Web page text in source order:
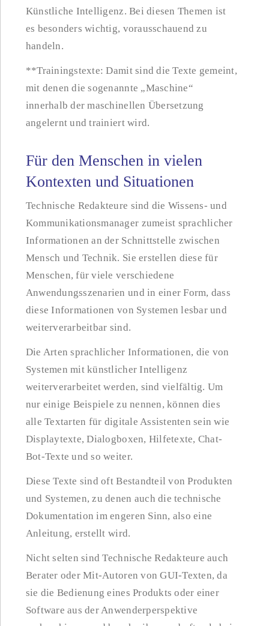
Künstliche Intelligenz. Bei diesen Themen ist
es besonders wichtig, vorausschauend zu
handeln.
**Trainingstexte: Damit sind die Texte gemeint,
mit denen die sogenannte „Maschine“
innerhalb der maschinellen Übersetzung
angelernt und trainiert wird.
Für den Menschen in vielen
Kontexten und Situationen
Technische Redakteure sind die Wissens- und
Kommunikationsmanager zumeist sprachlicher
Informationen an der Schnittstelle zwischen
Mensch und Technik. Sie erstellen diese für
Menschen, für viele verschiedene
Anwendungsszenarien und in einer Form, dass
diese Informationen von Systemen lesbar und
weiterverarbeitbar sind.
Die Arten sprachlicher Informationen, die von
Systemen mit künstlicher Intelligenz
weiterverarbeitet werden, sind vielfältig. Um
nur einige Beispiele zu nennen, können dies
alle Textarten für digitale Assistenten sein wie
Displaytexte, Dialogboxen, Hilfetexte, Chat-
Bot-Texte und so weiter.
Diese Texte sind oft Bestandteil von Produkten
und Systemen, zu denen auch die technische
Dokumentation im engeren Sinn, also eine
Anleitung, erstellt wird.
Nicht selten sind Technische Redakteure auch
Berater oder Mit-Autoren von GUI-Texten, da
sie die Bedienung eines Produkts oder einer
Software aus der Anwenderperspektive